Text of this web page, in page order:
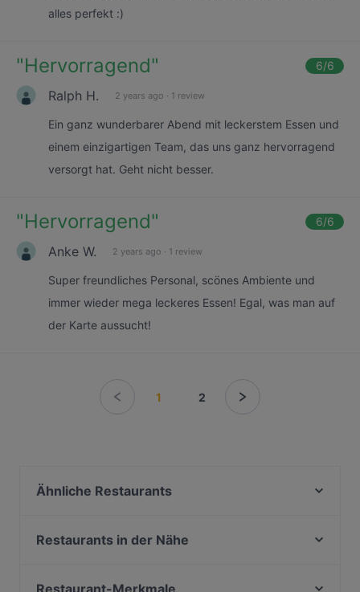
alles perfekt :)
"Hervorragend" 6/6
Ralph H. 2 years ago · 1 review
Ein ganz wunderbarer Abend mit leckerstem Essen und
einem einzigartigen Team, das uns ganz hervorragend
versorgt hat. Geht nicht besser.
"Hervorragend" 6/6
Anke W. 2 years ago · 1 review
Super freundliches Personal, scönes Ambiente und
immer wieder mega leckeres Essen! Egal, was man auf
der Karte aussucht!
1 2
Ähnliche Restaurants
Shisomen Vegan Ramen & Cocktails
Restaurants in der Nähe
Ständige Vertretung (StäV)
Restaurant-Merkmale